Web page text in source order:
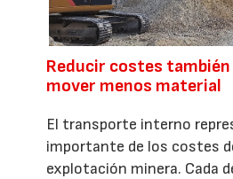
Reducir costes
mover menos material
El transporte interno
importante de los costes
explotación minera. Cada